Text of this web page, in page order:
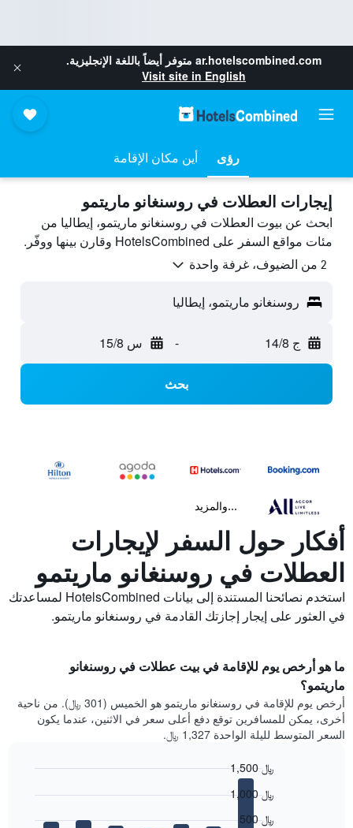
ar.hotelscombined.com متوفر أيضاً باللغة الإنجليزية.
Visit site in English
رؤى أين مكان الإقامة
إيجارات العطلات في روسنغانو ماريتمو
ابحث عن بيوت العطلات في روسنغانو ماريتمو، إيطاليا من
مئات مواقع السفر على HotelsCombined وقارن بينها ووفّر.
2 من الضيوف، غرفة واحدة
روسنغانو ماريتمو، إيطاليا
ج 14/8 - س 15/8
بحث
...والمزيد
أفكار حول السفر لإيجارات
العطلات في روسنغانو ماريتمو
استخدم نصائحنا المستندة إلى بيانات HotelsCombined لمساعدتك
في العثور على إيجار إجازتك القادمة في روسنغانو ماريتمو.
ما هو أرخص يوم للإقامة في بيت عطلات في روسنغانو
ماريتمو؟
أرخص يوم للإقامة في روسنغانو ماريتمو هو الخميس (301 ﷼). من ناحية
أخرى، يمكن للمسافرين توقع دفع أعلى سعر في الاثنين، عندما يكون
السعر المتوسط لليلة الواحدة 1,327 ﷼.
500 ﷼
1,000 ﷼
1,500 ﷼